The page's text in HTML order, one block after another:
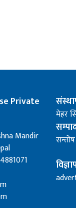
Private
Mandir
मेहर